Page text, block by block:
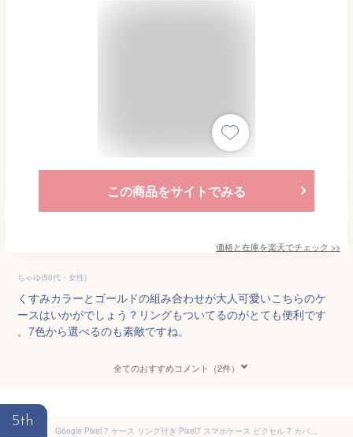
この商品をサイトでみる
価格と在庫を楽天でチェック >>
ちゃゆ(50代・女性)
くすみカラーとゴールドの組み合わせが大人可愛いこちらのケ
ースはいかがでしょう？リングもついてるのがとても便利です
。7色から選べるのも素敵ですね。
全てのおすすめコメント（2件）
5th
Google Pixel 7 ケース リング付き Pixel7 スマホケース ピクセル 7 カバー 軽量 薄い TPU 耐衝撃 スタンド機能 擦り傷防止 落下防止 車載ホルダー対応 ストラップホール付き（ライトパープル）